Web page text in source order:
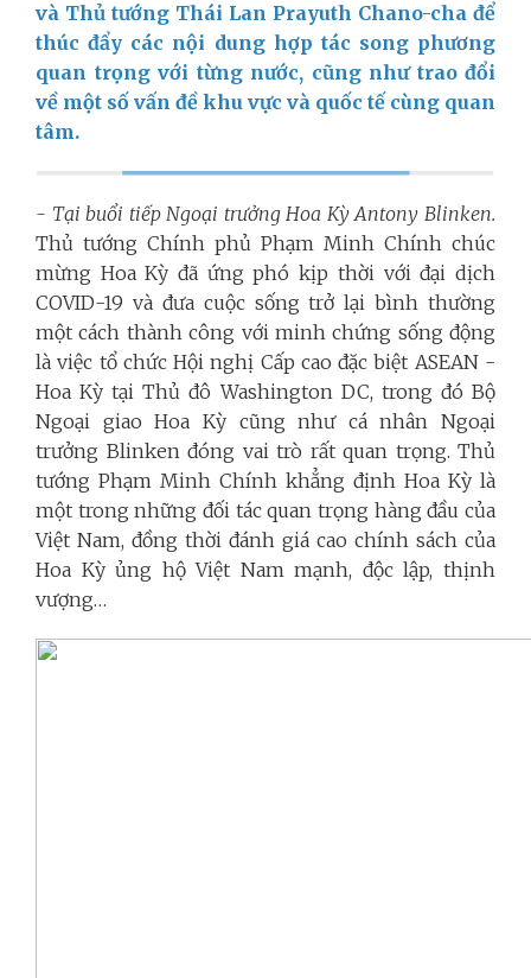
và Thủ tướng Thái Lan Prayuth Chano-cha để
thúc đẩy các nội dung hợp tác song phương
quan trọng với từng nước, cũng như trao đổi
về một số vấn đề khu vực và quốc tế cùng quan
tâm.
- Tại buổi tiếp Ngoại trưởng Hoa Kỳ Antony Blinken.
Thủ tướng Chính phủ Phạm Minh Chính chúc
mừng Hoa Kỳ đã ứng phó kịp thời với đại dịch
COVID-19 và đưa cuộc sống trở lại bình thường
một cách thành công với minh chứng sống động
là việc tổ chức Hội nghị Cấp cao đặc biệt ASEAN -
Hoa Kỳ tại Thủ đô Washington DC, trong đó Bộ
Ngoại giao Hoa Kỳ cũng như cá nhân Ngoại
trưởng Blinken đóng vai trò rất quan trọng. Thủ
tướng Phạm Minh Chính khẳng định Hoa Kỳ là
một trong những đối tác quan trọng hàng đầu của
Việt Nam, đồng thời đánh giá cao chính sách của
Hoa Kỳ ủng hộ Việt Nam mạnh, độc lập, thịnh
vượng…